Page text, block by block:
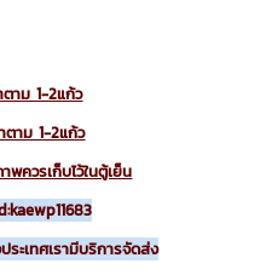
าม 1-2แก้ว
าม 1-2แก้ว
ควรเก็บไว้ในตู้เย็น
ะเทศเรามีบริการจัดส่ง